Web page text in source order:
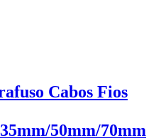
Cabos Fios
50mm/70mm